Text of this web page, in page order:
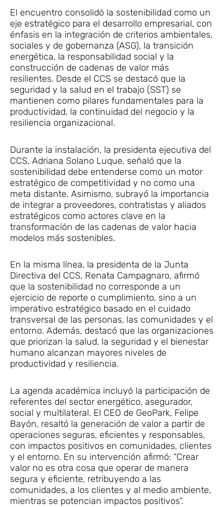
El encuentro consolidó la sostenibilidad como un
eje estratégico para el desarrollo empresarial, con
énfasis en la integración de criterios ambientales,
sociales y de gobernanza (ASG), la transición
energética, la responsabilidad social y la
construcción de cadenas de valor más
resilientes. Desde el CCS se destacó que la
seguridad y la salud en el trabajo (SST) se
mantienen como pilares fundamentales para la
productividad, la continuidad del negocio y la
resiliencia organizacional.
Durante la instalación, la presidenta ejecutiva del
CCS, Adriana Solano Luque, señaló que la
sostenibilidad debe entenderse como un motor
estratégico de competitividad y no como una
meta distante. Asimismo, subrayó la importancia
de integrar a proveedores, contratistas y aliados
estratégicos como actores clave en la
transformación de las cadenas de valor hacia
modelos más sostenibles.
En la misma línea, la presidenta de la Junta
Directiva del CCS, Renata Campagnaro, afirmó
que la sostenibilidad no corresponde a un
ejercicio de reporte o cumplimiento, sino a un
imperativo estratégico basado en el cuidado
transversal de las personas, las comunidades y el
entorno. Además, destacó que las organizaciones
que priorizan la salud, la seguridad y el bienestar
humano alcanzan mayores niveles de
productividad y resiliencia.
La agenda académica incluyó la participación de
referentes del sector energético, asegurador,
social y multilateral. El CEO de GeoPark, Felipe
Bayón, resaltó la generación de valor a partir de
operaciones seguras, eficientes y responsables,
con impactos positivos en comunidades, clientes
y el entorno. En su intervención afirmó: “Crear
valor no es otra cosa que operar de manera
segura y eficiente, retribuyendo a las
comunidades, a los clientes y al medio ambiente,
mientras se potencian impactos positivos”.